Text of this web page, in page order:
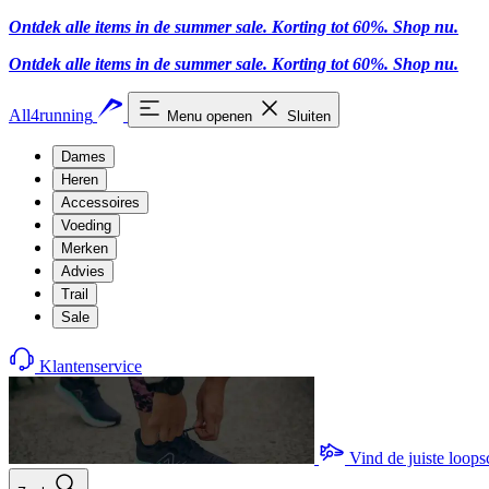
Ontdek alle items in de summer sale. Korting tot 60%. Shop nu.
Ontdek alle items in de summer sale. Korting tot 60%. Shop nu.
All4running Menu openen Sluiten
Dames
Heren
Accessoires
Voeding
Merken
Advies
Trail
Sale
Klantenservice
Vind de juiste